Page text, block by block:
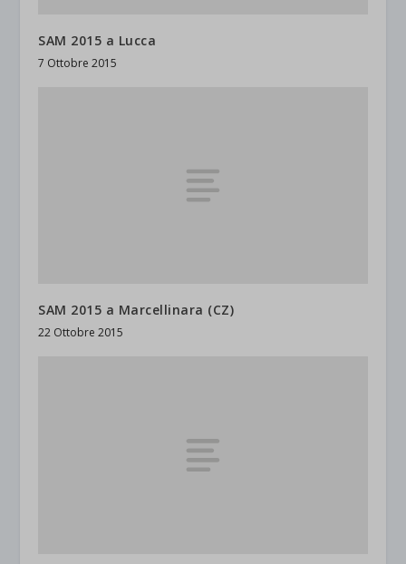
SAM 2015 a Lucca
7 Ottobre 2015
SAM 2015 a Marcellinara (CZ)
22 Ottobre 2015